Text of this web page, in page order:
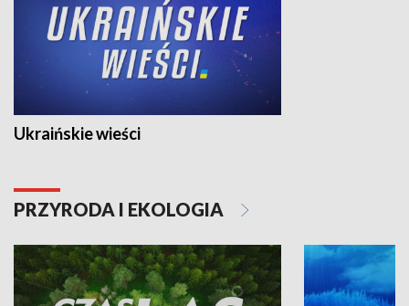
Ukraińskie wieści
PRZYRODA I EKOLOGIA